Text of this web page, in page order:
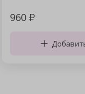
960₽